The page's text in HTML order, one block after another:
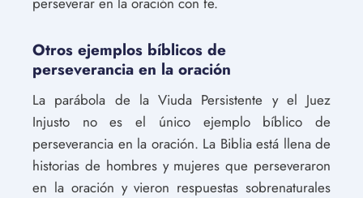
Otros ejemplos bíblicos de
perseverancia en la oración
La parábola de la Viuda Persistente y el Juez
Injusto no es el único ejemplo bíblico de
perseverancia en la oración. La Biblia está llena de
historias de hombres y mujeres que perseveraron
en la oración y vieron respuestas sobrenaturales